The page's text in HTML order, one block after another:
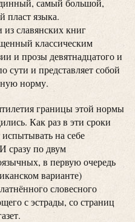
самый большой,
пласт языка.
славянских книг
классическим
и прозы девятнадцатого и
сути и представляет собой
норму.
границы этой нормы
Как раз в эти сроки
на себе
сразу по двум
в первую очередь
варианте)
словесного
с эстрады, со страниц